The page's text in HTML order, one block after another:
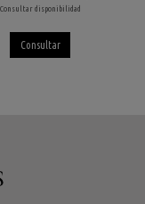
Consultar disponibilidad
Consultar